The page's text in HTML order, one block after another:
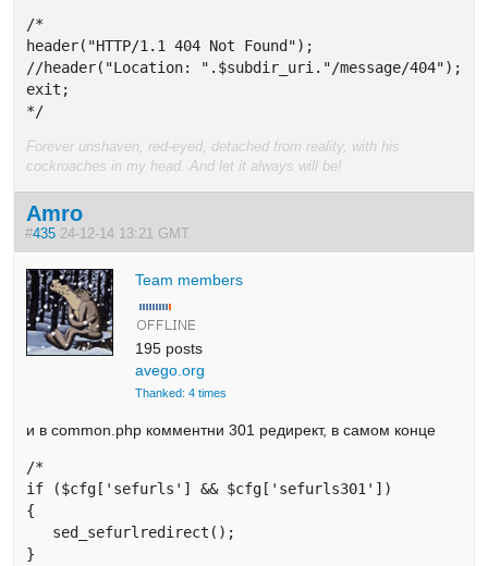
/*
header("HTTP/1.1 404 Not Found");
//header("Location: ".$subdir_uri."/message/404");
exit;
*/
Forever unshaven, red-eyed, detached from reality, with his
cockroaches in my head. And let it always will be!
Amro
#435 24-12-14 13:21 GMT
Team members
195 posts
avego.org
Thanked: 4 times
и в common.php комментни 301 редирект, в самом конце
/*
if ($cfg['sefurls'] && $cfg['sefurls301'])
{
   sed_sefurlredirect();
}